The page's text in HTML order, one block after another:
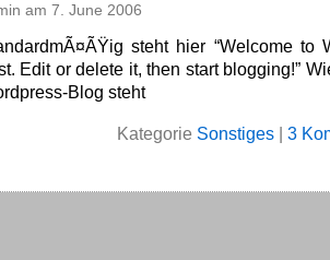
am 7. June 2006
steht hier “Welcome to
Edit or delete it, then start blogging!”
Blog steht
Kategorie Sonstiges| 3